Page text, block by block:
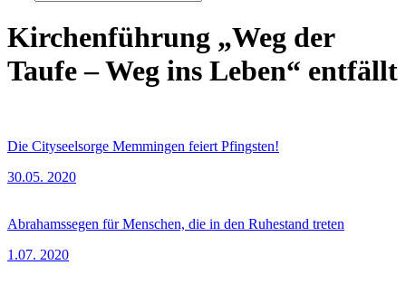
Kirchenführung „Weg der
Taufe – Weg ins Leben“ entfällt
Die Cityseelsorge Memmingen feiert Pfingsten!
30.05. 2020
Abrahamssegen für Menschen, die in den Ruhestand treten
1.07. 2020